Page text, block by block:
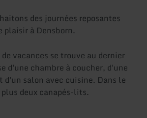
des journées reposantes
plaisir à Densborn.
vacances se trouve au dernier
d'une chambre à coucher, d'une
d'un salon avec cuisine. Dans le
deux canapés-lits.